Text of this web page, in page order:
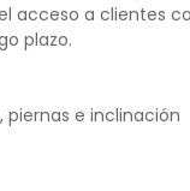
acceso a clientes
plazo.
piernas e inclinación